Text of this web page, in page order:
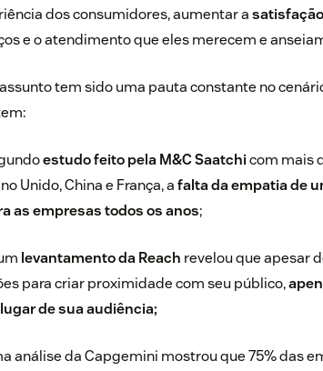
dos consumidores, aumentar a
e o atendimento que eles merecem e
tem sido uma pauta constante no
estudo feito pela M&C Saatchicom mais
Unido, China e França, afalta da empatia de
as empresas todos os anos;
levantamento da Reach revelou que apesar
para criar proximidade com seu público,
de sua audiência;
análise da Capgemini mostrou que 75% das